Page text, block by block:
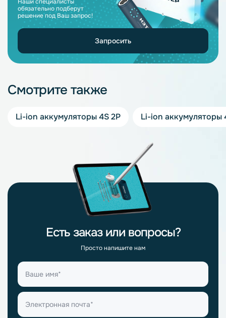
обязательно подберут
решение под Ваш запрос!
Запросить
Смотрите также
Li-ion аккумуляторы 4S 2P Li-ion аккумуляторы
Есть заказ или вопросы?
Просто напишите нам